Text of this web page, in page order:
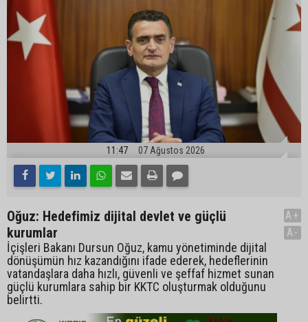
11:47 07 Ağustos 2026
Oğuz: Hedefimiz dijital devlet ve güçlü
kurumlar
İçişleri Bakanı Dursun Oğuz, kamu yönetiminde dijital
dönüşümün hız kazandığını ifade ederek, hedeflerinin
vatandaşlara daha hızlı, güvenli ve şeffaf hizmet sunan
güçlü kurumlara sahip bir KKTC oluşturmak olduğunu
belirtti.
A+
A-